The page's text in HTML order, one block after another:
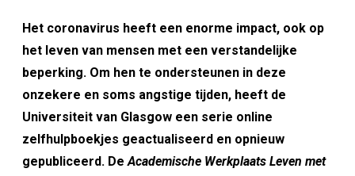
Het coronavirus heeft een enorme impact, ook op
het leven van mensen met een verstandelijke
beperking. Om hen te ondersteunen in deze
onzekere en soms angstige tijden, heeft de
Universiteit van Glasgow een serie online
zelfhulpboekjes geactualiseerd en opnieuw
gepubliceerd. De Academische Werkplaats Leven met